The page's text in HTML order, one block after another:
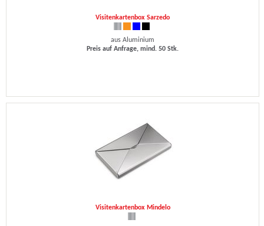
Visitenkartenbox Sarzedo
aus Aluminium
Preis auf Anfrage, mind. 50 Stk.
Visitenkartenbox Mindelo